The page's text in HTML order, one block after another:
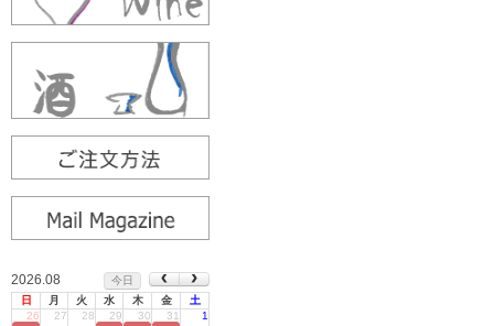
2026.08
今日
日
月 火 水 木 金
土
26
27 28 29 30 31 1